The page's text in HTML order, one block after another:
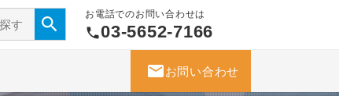
お電話でのお問い合わせは
phone03-5652-7166
mailお問い合わせ